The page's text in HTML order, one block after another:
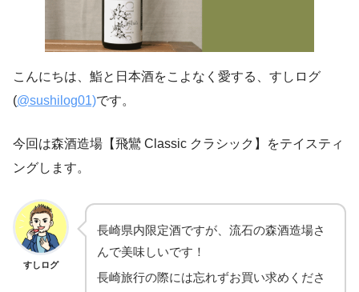
こんにちは、鮨と日本酒をこよなく愛する、すしログ
(@sushilog01)です。
今回は森酒造場【飛鸞 Classic クラシック】をテイスティ
ングします。
すしログ
長崎県内限定酒ですが、流石の森酒造場さ
んで美味しいです！
長崎旅行の際には忘れずお買い求めくださ